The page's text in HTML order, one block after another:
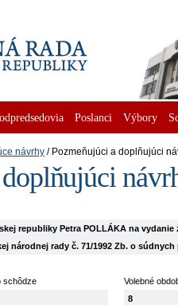
Poslanci Výbory
návrhy Pozmeňujúci a doplňujúci
republiky Petra POLLÁKA na
národnej rady č. 71/1992 Zb. o
schôdze
Volebné
8